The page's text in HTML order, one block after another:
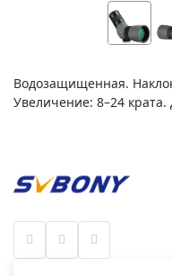
Водозащищенная.
Увеличение: 8–24